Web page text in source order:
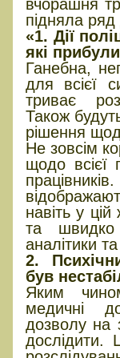
вчорашня
підняла ряд
«1. Дії
які
Ганебна,
для всієї
триває
Також
рішення
Не зовсім
щодо всієї
навіть у
та швидко
аналітики
2.
був
Яким
медичні
дозволу на